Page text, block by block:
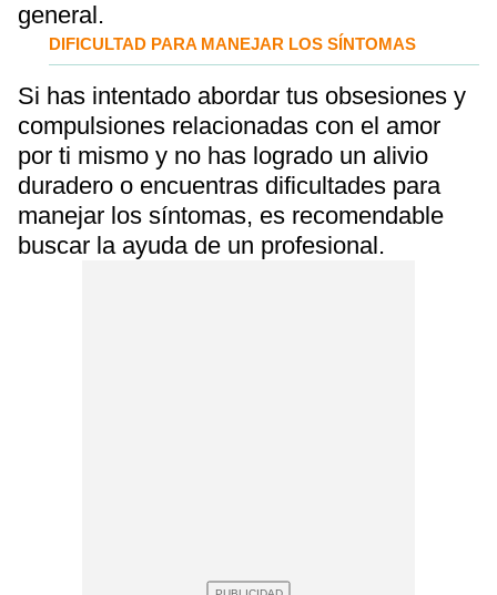
general.
DIFICULTAD PARA MANEJAR LOS SÍNTOMAS
Si has intentado abordar tus obsesiones y
compulsiones relacionadas con el amor
por ti mismo y no has logrado un alivio
duradero o encuentras dificultades para
manejar los síntomas, es recomendable
buscar la ayuda de un profesional.